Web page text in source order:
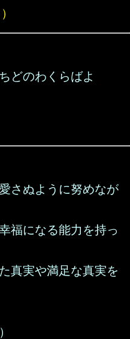
）
どのわくらばよ
さぬように努めなが
福になる能力を持っ
真実や満足な真実を